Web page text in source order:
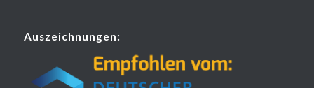
Auszeichnungen: